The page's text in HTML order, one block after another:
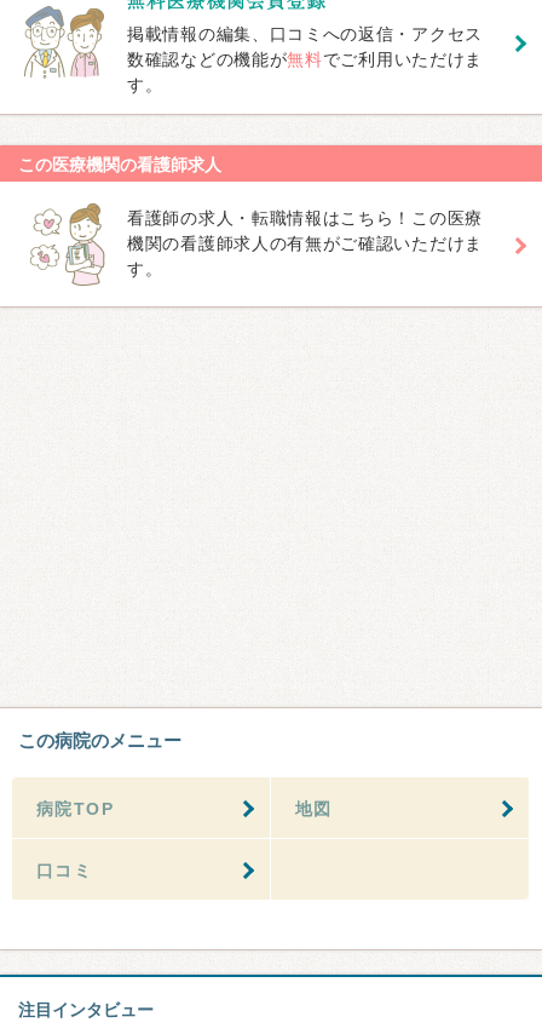
掲載情報の編集、口コミへの返信・アクセス
数確認などの機能が無料でご利用いただけま
す。
この医療機関の看護師求人
看護師の求人・転職情報はこちら！この医療
機関の看護師求人の有無がご確認いただけま
す。
この病院のメニュー
病院TOP 地図
口コミ
注目インタビュー